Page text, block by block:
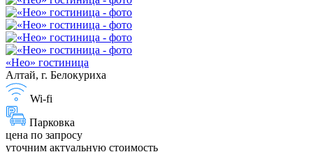
«Нео» гостиница
Алтай, г. Белокуриха
Wi-fi
Парковка
цена по запросу
уточним актуальную стоимость